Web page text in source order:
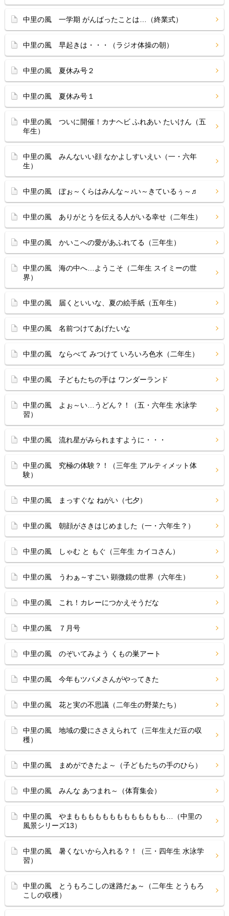
中里の風 一学期 がんばったことは…（終業式）
中里の風 早起きは・・・（ラジオ体操の朝）
中里の風 夏休み号２
中里の風 夏休み号１
中里の風 ついに開催！カナヘビ ふれあい たいけん（五
年生）
中里の風 みんないい顔 なかよしすいえい（一・六年
生）
中里の風 ぼぉ～くらはみんな～♪い～きているぅ～♬
中里の風 ありがとうを伝える人がいる幸せ（二年生）
中里の風 かいこへの愛があふれてる（三年生）
中里の風 海の中へ…ようこそ（二年生 スイミーの世
界）
中里の風 届くといいな、夏の絵手紙（五年生）
中里の風 名前つけてあげたいな
中里の風 ならべて みつけて いろいろ色水（二年生）
中里の風 子どもたちの手は ワンダーランド
中里の風 よぉ～い…うどん？！（五・六年生 水泳学
習）
中里の風 流れ星がみられますように・・・
中里の風 究極の体験？！（三年生 アルティメット体
験）
中里の風 まっすぐな ねがい（七夕）
中里の風 朝顔がさきはじめました（一・六年生？）
中里の風 しゃむ と もぐ（三年生 カイコさん）
中里の風 うわぁ～すごい 顕微鏡の世界（六年生）
中里の風 これ！カレーにつかえそうだな
中里の風 ７月号
中里の風 のぞいてみよう くもの巣アート
中里の風 今年もツバメさんがやってきた
中里の風 花と実の不思議（二年生の野菜たち）
中里の風 地域の愛にささえられて（三年生えだ豆の収
穫）
中里の風 まめができたよ～（子どもたちの手のひら）
中里の風 みんな あつまれ～（体育集会）
中里の風 やまももももももももももももも…（中里の
風景シリーズ13）
中里の風 暑くないから入れる？！（三・四年生 水泳学
習）
中里の風 とうもろこしの迷路だぁ～（二年生 とうもろ
こしの収穫）